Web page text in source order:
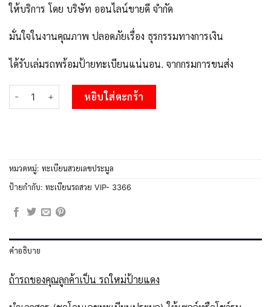
ให้บริการ โดย บริษัท ออนไลน์ขายดี จำกัด
มั่นใจในงานคุณภาพ ปลอดภัยเรื่อง ธุรกรรมทางการเงิน
ได้รับเล่มรถพร้อมป้ายทะเบียนแน่นอน. จากกรมการขนส่ง
จำนวน แอล.OKdee ป้ายทะเบียนรถ 2ขผ 3366 เลขประมูล 3366 จ
หยิบใส่ตะกร้า
หมวดหมู่: ทะเบียนสวยเลขประมูล
ป้ายกำกับ: ทะเบียนรถสวย VIP- 3366
คำอธิบาย
ถ้ารถของคุณลูกค้าเป็น รถใหม่ป้ายแดง